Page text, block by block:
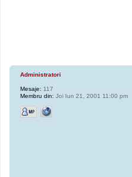
Administratori
Mesaje: 117
Membru din: Joi Iun 21, 2001 11:00 pm